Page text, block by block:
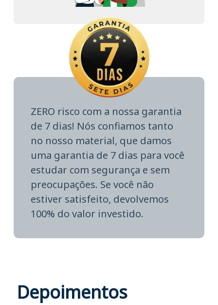
ZERO risco com a nossa garantia
de 7 dias! Nós confiamos tanto
no nosso material, que damos
uma garantia de 7 dias para você
estudar com segurança e sem
preocupações. Se você não
estiver satisfeito, devolvemos
100% do valor investido.
Depoimentos